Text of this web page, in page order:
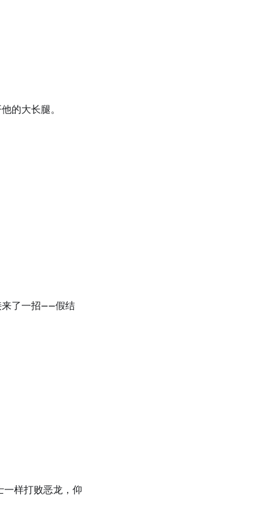
的大长腿。
来了一招——假结
样打败恶龙，仰